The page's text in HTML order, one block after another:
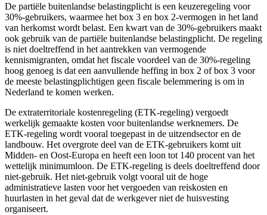
De partiële buitenlandse belastingplicht is een keuzeregeling voor
30%-gebruikers, waarmee het box 3 en box 2-vermogen in het land
van herkomst wordt belast. Een kwart van de 30%-gebruikers maakt
ook gebruik van de partiële buitenlandse belastingplicht. De regeling
is niet doeltreffend in het aantrekken van vermogende
kennismigranten, omdat het fiscale voordeel van de 30%-regeling
hoog genoeg is dat een aanvullende heffing in box 2 of box 3 voor
de meeste belastingplichtigen geen fiscale belemmering is om in
Nederland te komen werken.
De extraterritoriale kostenregeling (ETK-regeling) vergoedt
werkelijk gemaakte kosten voor buitenlandse werknemers. De
ETK-regeling wordt vooral toegepast in de uitzendsector en de
landbouw. Het overgrote deel van de ETK-gebruikers komt uit
Midden- en Oost-Europa en heeft een loon tot 140 procent van het
wettelijk minimumloon. De ETK-regeling is deels doeltreffend door
niet-gebruik. Het niet-gebruik volgt vooral uit de hoge
administratieve lasten voor het vergoeden van reiskosten en
huurlasten in het geval dat de werkgever niet de huisvesting
organiseert.